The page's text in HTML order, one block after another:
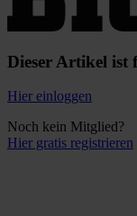
Dieser Artikel
Hier einloggen
Noch kein Mitglied?
Hier gratis registrieren